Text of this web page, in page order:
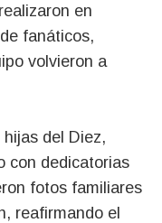
en
fanáticos,
volvieron a
hijas del Diez,
con dedicatorias
fotos familiares
reafirmando el